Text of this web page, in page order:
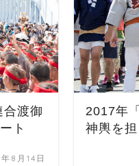
渡御
ト
8月14日
2017年
神輿を